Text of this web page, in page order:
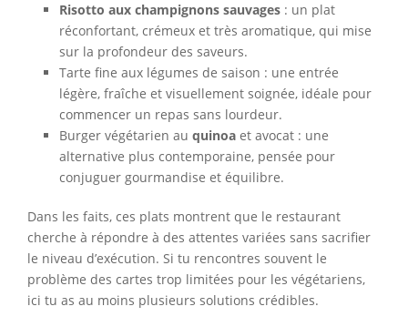
Risotto aux champignons sauvages : un plat
réconfortant, crémeux et très aromatique, qui mise
sur la profondeur des saveurs.
Tarte fine aux légumes de saison : une entrée
légère, fraîche et visuellement soignée, idéale pour
commencer un repas sans lourdeur.
Burger végétarien au quinoa et avocat : une
alternative plus contemporaine, pensée pour
conjuguer gourmandise et équilibre.
Dans les faits, ces plats montrent que le restaurant
cherche à répondre à des attentes variées sans sacrifier
le niveau d’exécution. Si tu rencontres souvent le
problème des cartes trop limitées pour les végétariens,
ici tu as au moins plusieurs solutions crédibles.